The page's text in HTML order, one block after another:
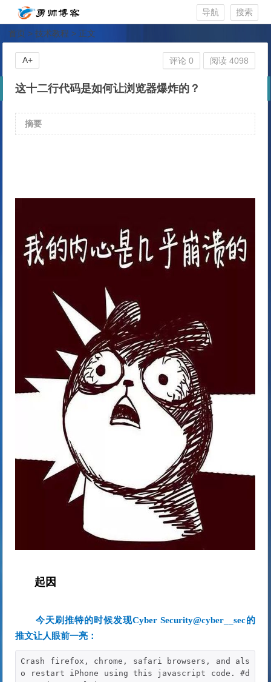
搜索
导航
首页 >技术教程 > 正文
这十二行代码是如何让浏览器爆炸的？
摘要
起因
今天刷推特的时候发现Cyber Security@cyber__sec的
推文让人眼前一亮：
Crash firefox, chrome, safari browsers, and als
o restart iPhone using this javascript code. #d
评论 0 阅读 4098
A+